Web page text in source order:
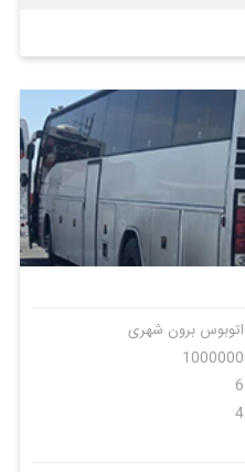
اتوبوس برون شهری
1000000
6
4